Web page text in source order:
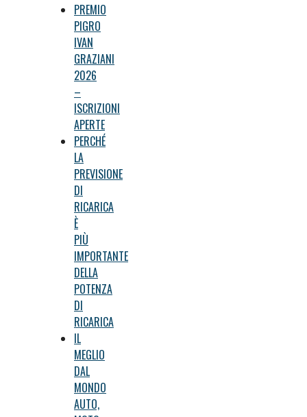
PREMIO
PIGRO
IVAN
GRAZIANI
2026
–
ISCRIZIONI
APERTE
PERCHÉ
LA
PREVISIONE
DI
RICARICA
È
PIÙ
IMPORTANTE
DELLA
POTENZA
DI
RICARICA
IL
MEGLIO
DAL
MONDO
AUTO,